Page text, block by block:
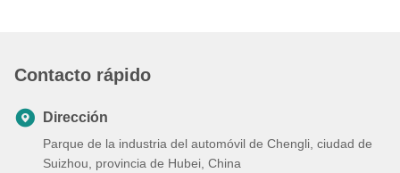
Contacto rápido
Dirección
Parque de la industria del automóvil de Chengli, ciudad de
Suizhou, provincia de Hubei, China